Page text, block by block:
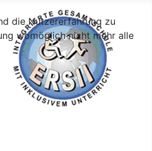
die Nutzererfahrung zu
womöglich nicht mehr alle